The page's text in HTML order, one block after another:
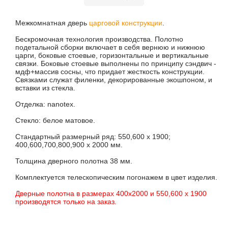
Межкомнатная дверь царговой конструкции
Бескромочная технология производства. Полотно
подетальной сборки включает в себя вернюю и нижнюю
царги, боковые стоевые, горизонтальные и вертикальные
связки. Боковые стоевые выполнены по принципу сэндвич -
мдф+массив сосны, что придает жесткость конструкции.
Связками служат филенки, декорированные экошпоном, и
вставки из стекла.
Отделка: nanotex.
Стекло: белое матовое.
Стандартный размерный ряд: 550,600 х 1900;
400,600,700,800,900 х 2000 мм.
Толщина дверного полотна 38 мм.
Комплектуется телескопическим погонажем в цвет изделия.
Дверные полотна в размерах 400х2000 и 550,600 х 1900
производятся только на заказ.